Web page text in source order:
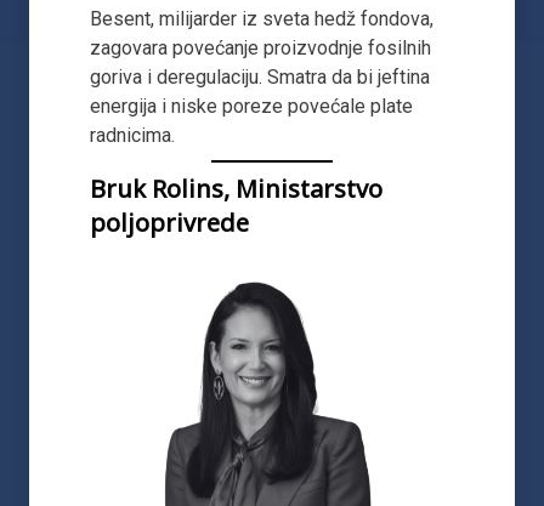
Besent, milijarder iz sveta hedž fondova,
zagovara povećanje proizvodnje fosilnih
goriva i deregulaciju. Smatra da bi jeftina
energija i niske poreze povećale plate
radnicima.
Bruk Rolins, Ministarstvo
poljoprivrede